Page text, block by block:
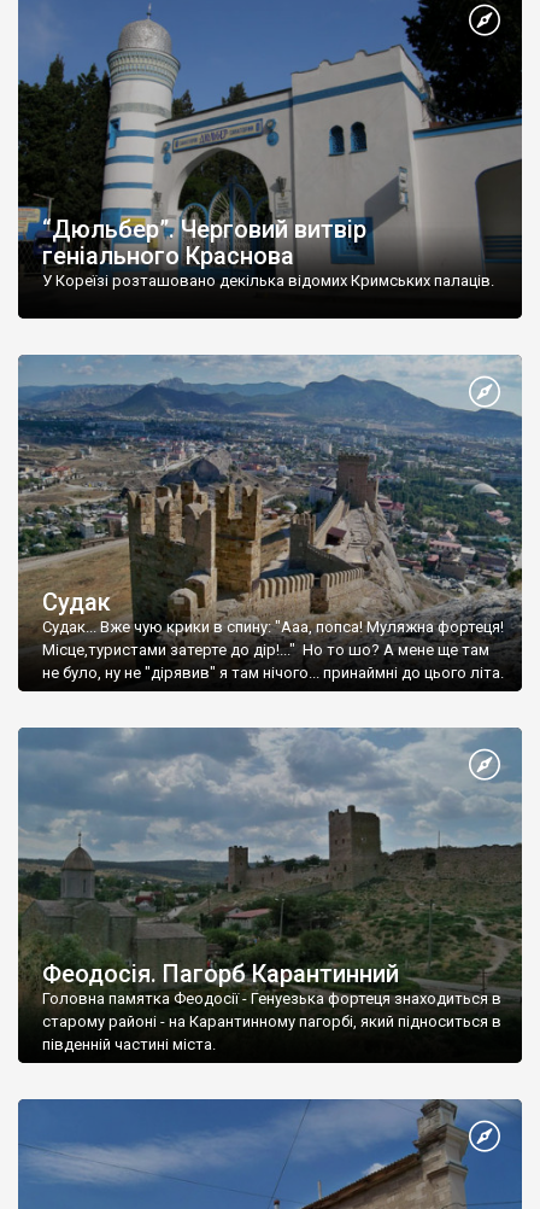
“Дюльбер”. Черговий витвір
геніального Краснова
У Кореїзі розташовано декілька відомих Кримських палаців.
Судак
Судак... Вже чую крики в спину: "Ааа, попса! Муляжна фортеця!
Місце,туристами затерте до дір!..." Но то шо? А мене ще там
не було, ну не "дірявив" я там нічого... принаймні до цього літа.
Феодосія. Пагорб Карантинний
Головна памятка Феодосії - Генуезька фортеця знаходиться в
старому районі - на Карантинному пагорбі, який підноситься в
південній частині міста.